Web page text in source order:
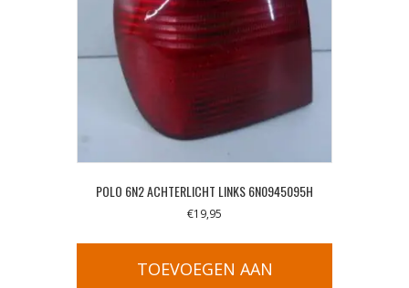
POLO 6N2 ACHTERLICHT LINKS 6N0945095H
€19,95
TOEVOEGEN AAN